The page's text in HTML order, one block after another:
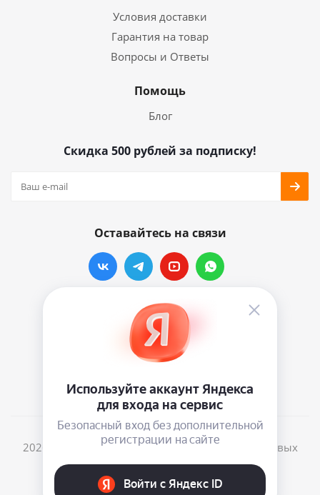
Условия доставки
Гарантия на товар
Вопросы и Ответы
Помощь
Блог
Скидка 500 рублей за подписку!
Оставайтесь на связи
Наши контакты
info@vinylmarkt.ru
2026 © Винилмаркт - интернет-магазин виниловых
пластинок